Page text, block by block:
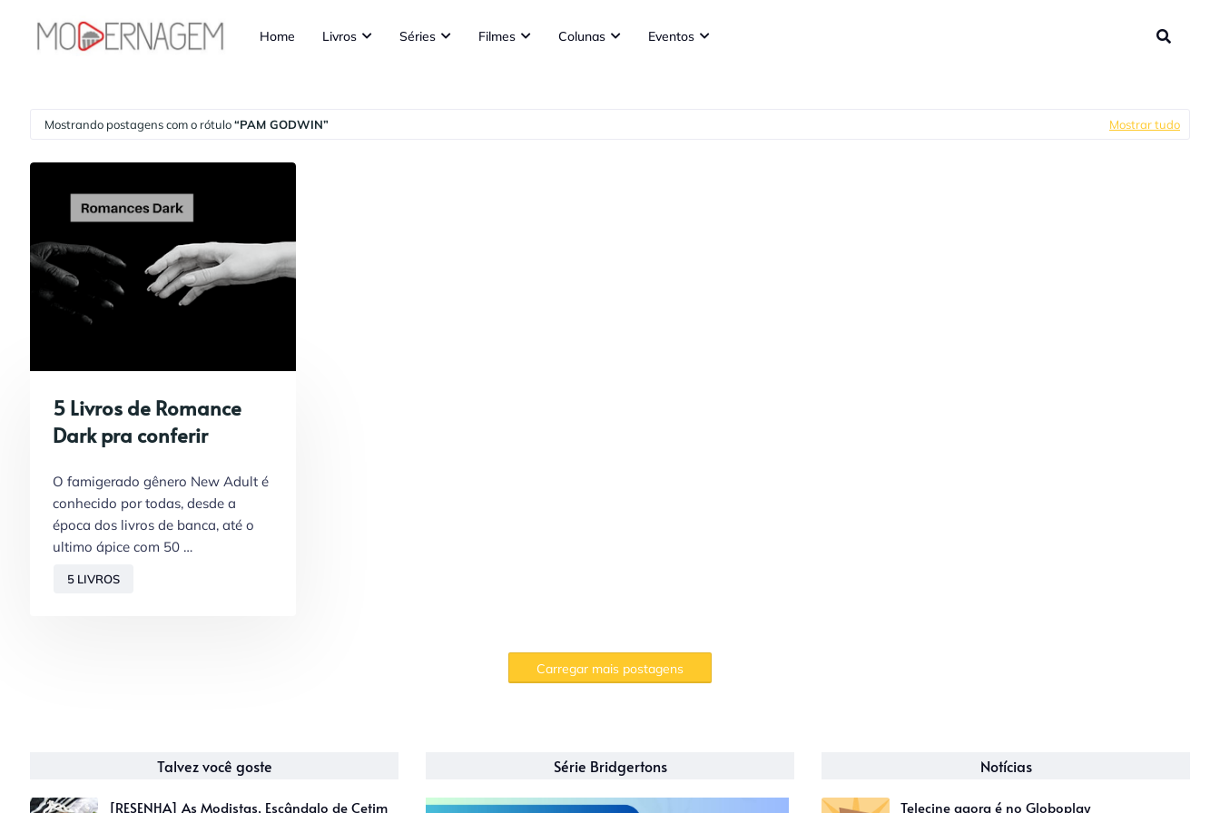
Home Livros Séries Filmes Colunas Eventos
Mostrando postagens com o rótulo PAM GODWIN Mostrar tudo
5 Livros de Romance
Dark pra conferir
O famigerado gênero New Adult é
conhecido por todas, desde a
época dos livros de banca, até o
ultimo ápice com 50 …
5 LIVROS
Carregar mais postagens
Talvez você goste
[RESENHA] As Modistas, Escândalo de Cetim
Série Bridgertons Notícias
Telecine agora é no Globoplay